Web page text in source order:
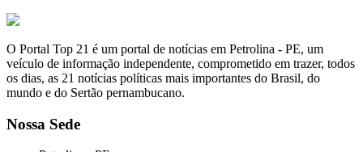
O Portal Top 21 é um portal de notícias em Petrolina - PE, um
veículo de informação independente, comprometido em trazer, todos
os dias, as 21 notícias políticas mais importantes do Brasil, do
mundo e do Sertão pernambucano.
Nossa Sede